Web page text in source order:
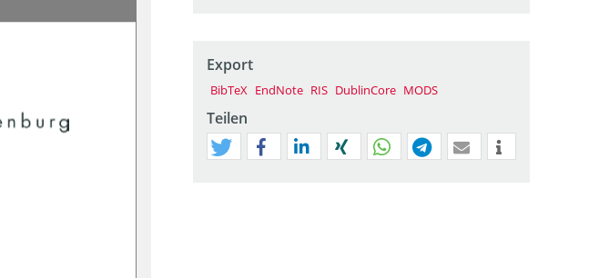
Export
BibTeX EndNote RIS DublinCore MODS
Teilen